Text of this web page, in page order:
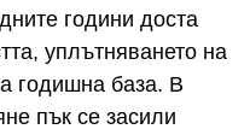
години доста
уплътняването на
годишна база. В
пък се засили